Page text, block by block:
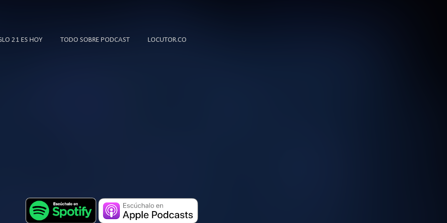
21 ES HOY TODO SOBRE PODCAST LOCUTOR.CO